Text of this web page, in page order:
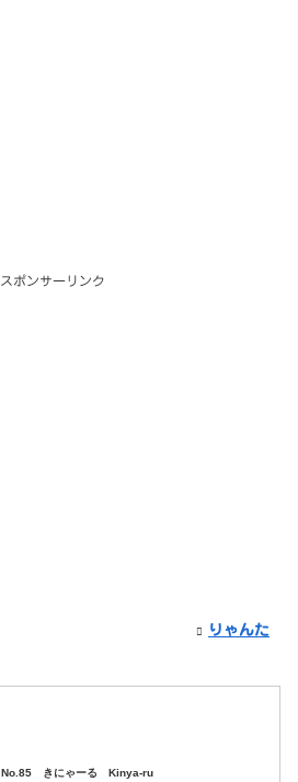
スポンサーリンク
りゃんた
No.85 きにゃーる Kinya-ru